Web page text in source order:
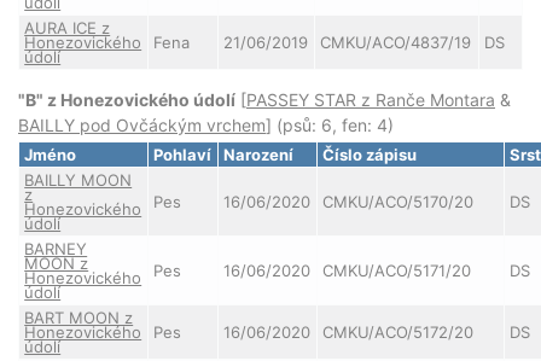
AURA ICE z
Honezovického
údolí
Fena 21/06/2019 CMKU/ACO/4837/19 DS
"B" z Honezovického údolí [PASSEY STAR z Ranče Montara &
BAILLY pod Ovčáckým vrchem] (psů: 6, fen: 4)
Jméno Pohlaví Narození Číslo zápisu
Srst
BAILLY MOON
z
Honezovického
údolí
Pes 16/06/2020 CMKU/ACO/5170/20 DS
BARNEY
MOON z
Honezovického
údolí
Pes 16/06/2020 CMKU/ACO/5171/20 DS
BART MOON z
Honezovického
údolí
Pes 16/06/2020 CMKU/ACO/5172/20 DS